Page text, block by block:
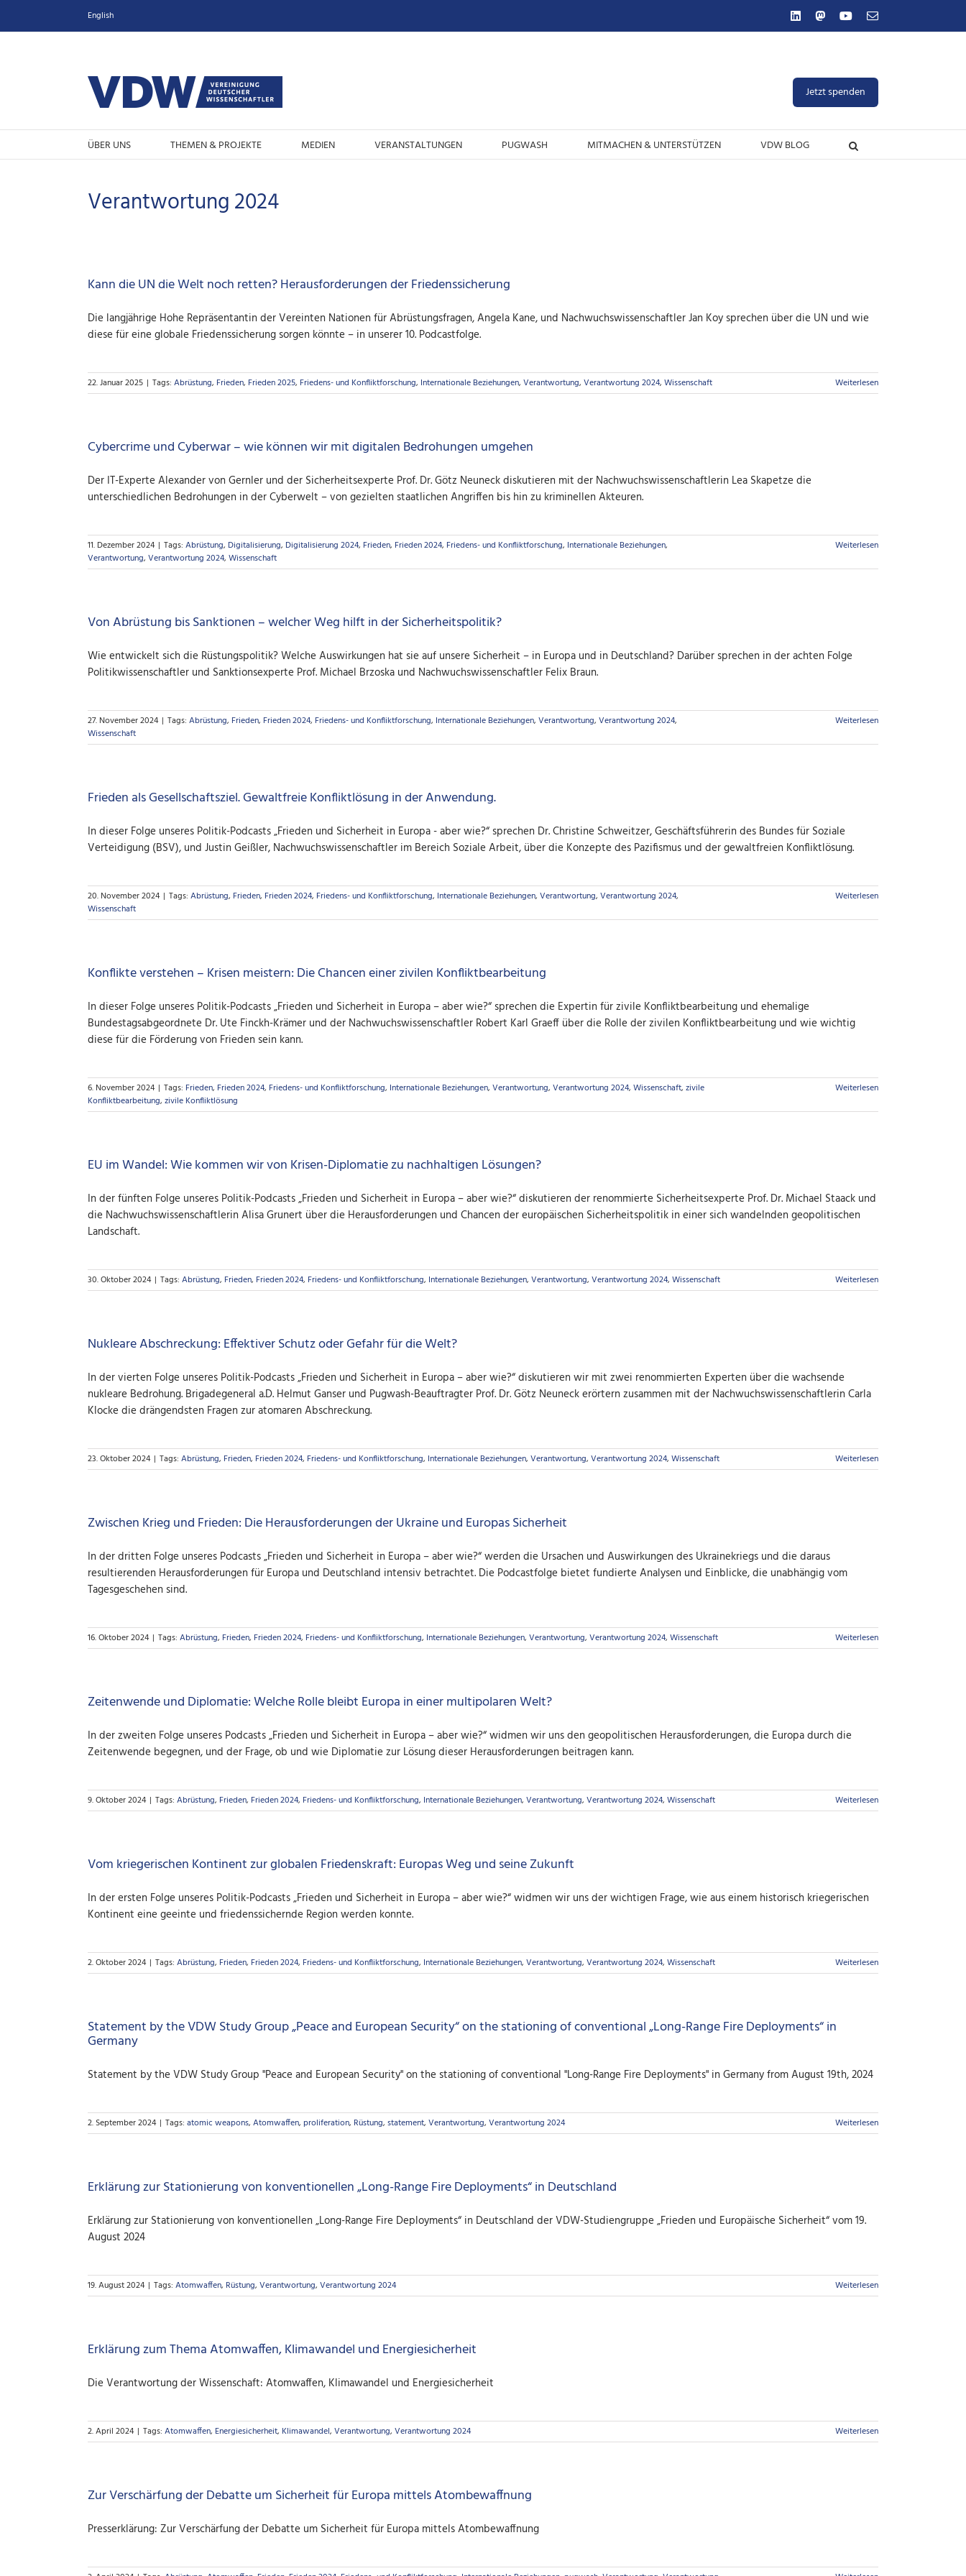
English LinkedInMastodonYouTube
E-
Jetzt spenden
ÜBER UNS THEMEN & PROJEKTE MEDIEN VERANSTALTUNGEN PUGWASH MITMACHEN & UNTERSTÜTZEN VDW BLOG
Verantwortung 2024
Kann die UN die Welt noch retten? Herausforderungen der Friedenssicherung
Die langjährige Hohe Repräsentantin der Vereinten Nationen für Abrüstungsfragen, Angela Kane, und Nachwuchswissenschaftler Jan Koy sprechen über die UN und wie
diese für eine globale Friedenssicherung sorgen könnte – in unserer 10. Podcastfolge.
22. Januar 2025 | Tags: Abrüstung, Frieden, Frieden 2025, Friedens- und Konfliktforschung, Internationale Beziehungen, Verantwortung, Verantwortung 2024, Wissenschaft Weiterlesen
Cybercrime und Cyberwar – wie können wir mit digitalen Bedrohungen umgehen
Der IT-Experte Alexander von Gernler und der Sicherheitsexperte Prof. Dr. Götz Neuneck diskutieren mit der Nachwuchswissenschaftlerin Lea Skapetze die
unterschiedlichen Bedrohungen in der Cyberwelt – von gezielten staatlichen Angriffen bis hin zu kriminellen Akteuren.
11. Dezember 2024 | Tags: Abrüstung, Digitalisierung, Digitalisierung 2024, Frieden, Frieden 2024, Friedens- und Konfliktforschung, Internationale Beziehungen,
Verantwortung, Verantwortung 2024, Wissenschaft
Weiterlesen
Von Abrüstung bis Sanktionen – welcher Weg hilft in der Sicherheitspolitik?
Wie entwickelt sich die Rüstungspolitik? Welche Auswirkungen hat sie auf unsere Sicherheit – in Europa und in Deutschland? Darüber sprechen in der achten Folge
Politikwissenschaftler und Sanktionsexperte Prof. Michael Brzoska und Nachwuchswissenschaftler Felix Braun.
27. November 2024 | Tags: Abrüstung, Frieden, Frieden 2024, Friedens- und Konfliktforschung, Internationale Beziehungen, Verantwortung, Verantwortung 2024,
Wissenschaft
Weiterlesen
Frieden als Gesellschaftsziel. Gewaltfreie Konfliktlösung in der Anwendung.
In dieser Folge unseres Politik-Podcasts „Frieden und Sicherheit in Europa - aber wie?“ sprechen Dr. Christine Schweitzer, Geschäftsführerin des Bundes für Soziale
Verteidigung (BSV), und Justin Geißler, Nachwuchswissenschaftler im Bereich Soziale Arbeit, über die Konzepte des Pazifismus und der gewaltfreien Konfliktlösung.
20. November 2024 | Tags: Abrüstung, Frieden, Frieden 2024, Friedens- und Konfliktforschung, Internationale Beziehungen, Verantwortung, Verantwortung 2024,
Wissenschaft
Weiterlesen
Konflikte verstehen – Krisen meistern: Die Chancen einer zivilen Konfliktbearbeitung
In dieser Folge unseres Politik-Podcasts „Frieden und Sicherheit in Europa – aber wie?“ sprechen die Expertin für zivile Konfliktbearbeitung und ehemalige
Bundestagsabgeordnete Dr. Ute Finckh-Krämer und der Nachwuchswissenschaftler Robert Karl Graeff über die Rolle der zivilen Konfliktbearbeitung und wie wichtig
diese für die Förderung von Frieden sein kann.
6. November 2024 | Tags: Frieden, Frieden 2024, Friedens- und Konfliktforschung, Internationale Beziehungen, Verantwortung, Verantwortung 2024, Wissenschaft, zivile
Konfliktbearbeitung, zivile Konfliktlösung
Weiterlesen
EU im Wandel: Wie kommen wir von Krisen-Diplomatie zu nachhaltigen Lösungen?
In der fünften Folge unseres Politik-Podcasts „Frieden und Sicherheit in Europa – aber wie?“ diskutieren der renommierte Sicherheitsexperte Prof. Dr. Michael Staack und
die Nachwuchswissenschaftlerin Alisa Grunert über die Herausforderungen und Chancen der europäischen Sicherheitspolitik in einer sich wandelnden geopolitischen
Landschaft.
30. Oktober 2024 | Tags: Abrüstung, Frieden, Frieden 2024, Friedens- und Konfliktforschung, Internationale Beziehungen, Verantwortung, Verantwortung 2024, Wissenschaft Weiterlesen
Nukleare Abschreckung: Effektiver Schutz oder Gefahr für die Welt?
In der vierten Folge unseres Politik-Podcasts „Frieden und Sicherheit in Europa – aber wie?“ diskutieren wir mit zwei renommierten Experten über die wachsende
nukleare Bedrohung. Brigadegeneral a.D. Helmut Ganser und Pugwash-Beauftragter Prof. Dr. Götz Neuneck erörtern zusammen mit der Nachwuchswissenschaftlerin Carla
Klocke die drängendsten Fragen zur atomaren Abschreckung.
23. Oktober 2024 | Tags: Abrüstung, Frieden, Frieden 2024, Friedens- und Konfliktforschung, Internationale Beziehungen, Verantwortung, Verantwortung 2024, Wissenschaft Weiterlesen
Zwischen Krieg und Frieden: Die Herausforderungen der Ukraine und Europas Sicherheit
In der dritten Folge unseres Podcasts „Frieden und Sicherheit in Europa – aber wie?“ werden die Ursachen und Auswirkungen des Ukrainekriegs und die daraus
resultierenden Herausforderungen für Europa und Deutschland intensiv betrachtet. Die Podcastfolge bietet fundierte Analysen und Einblicke, die unabhängig vom
Tagesgeschehen sind.
16. Oktober 2024 | Tags: Abrüstung, Frieden, Frieden 2024, Friedens- und Konfliktforschung, Internationale Beziehungen, Verantwortung, Verantwortung 2024, Wissenschaft Weiterlesen
Zeitenwende und Diplomatie: Welche Rolle bleibt Europa in einer multipolaren Welt?
In der zweiten Folge unseres Podcasts „Frieden und Sicherheit in Europa – aber wie?“ widmen wir uns den geopolitischen Herausforderungen, die Europa durch die
Zeitenwende begegnen, und der Frage, ob und wie Diplomatie zur Lösung dieser Herausforderungen beitragen kann.
9. Oktober 2024 | Tags: Abrüstung, Frieden, Frieden 2024, Friedens- und Konfliktforschung, Internationale Beziehungen, Verantwortung, Verantwortung 2024, Wissenschaft Weiterlesen
Vom kriegerischen Kontinent zur globalen Friedenskraft: Europas Weg und seine Zukunft
In der ersten Folge unseres Politik-Podcasts „Frieden und Sicherheit in Europa – aber wie?“ widmen wir uns der wichtigen Frage, wie aus einem historisch kriegerischen
Kontinent eine geeinte und friedenssichernde Region werden konnte.
2. Oktober 2024 | Tags: Abrüstung, Frieden, Frieden 2024, Friedens- und Konfliktforschung, Internationale Beziehungen, Verantwortung, Verantwortung 2024, Wissenschaft Weiterlesen
Statement by the VDW Study Group „Peace and European Security“ on the stationing of conventional „Long-Range Fire Deployments“ in
Germany
Statement by the VDW Study Group "Peace and European Security" on the stationing of conventional "Long-Range Fire Deployments" in Germany from August 19th, 2024
2. September 2024 | Tags: atomic weapons, Atomwaffen, proliferation, Rüstung, statement, Verantwortung, Verantwortung 2024 Weiterlesen
Erklärung zur Stationierung von konventionellen „Long-Range Fire Deployments“ in Deutschland
Erklärung zur Stationierung von konventionellen „Long-Range Fire Deployments“ in Deutschland der VDW-Studiengruppe „Frieden und Europäische Sicherheit“ vom 19.
August 2024
19. August 2024 | Tags: Atomwaffen, Rüstung, Verantwortung, Verantwortung 2024 Weiterlesen
Erklärung zum Thema Atomwaffen, Klimawandel und Energiesicherheit
Die Verantwortung der Wissenschaft: Atomwaffen, Klimawandel und Energiesicherheit
2. April 2024 | Tags: Atomwaffen, Energiesicherheit, Klimawandel, Verantwortung, Verantwortung 2024 Weiterlesen
Zur Verschärfung der Debatte um Sicherheit für Europa mittels Atombewaffnung
Presserklärung: Zur Verschärfung der Debatte um Sicherheit für Europa mittels Atombewaffnung